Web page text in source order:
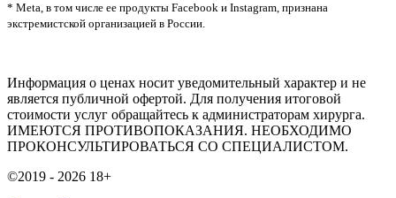
* Meta, в том числе ее продукты Facebook и Instagram, признана
экстремистской организацией в России.
Информация о ценах носит уведомительный характер и не
является публичной офертой. Для получения итоговой
стоимости услуг обращайтесь к администраторам хирурга.
ИМЕЮТСЯ ПРОТИВОПОКАЗАНИЯ. НЕОБХОДИМО
ПРОКОНСУЛЬТИРОВАТЬСЯ СО СПЕЦИАЛИСТОМ.
©2019 - 2026 18+